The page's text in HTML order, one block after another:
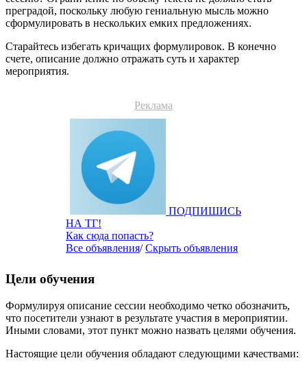
преградой, поскольку любую гениальную мысль можно
сформулировать в нескольких емких предложениях.
Старайтесь избегать кричащих формулировок. В конечно
счете, описание должно отражать суть и характер
мероприятия.
Реклама
ПОДПИШИСЬ
НА ТГ!
Как сюда попасть?
Все объявления/Скрыть объявления
Цели обучения
Формулируя описание сессии необходимо четко обозначить,
что посетители узнают в результате участия в мероприятии.
Иными словами, этот пункт можно назвать целями обучения.
Настоящие цели обучения обладают следующими качествами: